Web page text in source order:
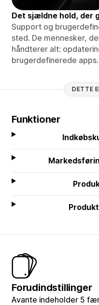
Det sjældne hold, der
Support og
sted. De mennesker,
håndterer alt:
brugerdefinerede apps.
DETTE
Funktioner
Forudindstillinger
Avante indeholder 5